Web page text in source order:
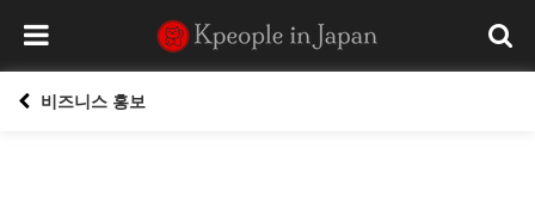
비즈니스 홍보